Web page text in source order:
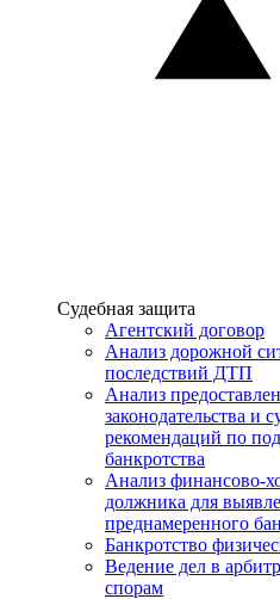
Услуги
Судебная защита
Агентский договор
Анализ дорожной
последствий ДТП
Анализ
законодательства и
рекомендаций по
банкротства
Анализ финансово-
должника для
преднамеренного
Банкротство
Ведение дел в
спорам